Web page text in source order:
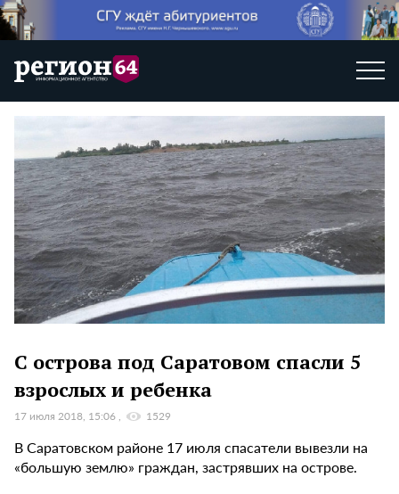
С острова под Саратовом спасли 5
взрослых и ребенка
17 июля 2018, 15:06 1529
В Саратовском районе 17 июля спасатели вывезли на
«большую землю» граждан, застрявших на острове.